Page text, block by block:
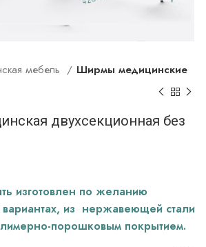
мебель Ширмы медицинские
двухсекционная без
изготовлен по желанию
вариантах, из нержавеющей стали
порошковым покрытием.